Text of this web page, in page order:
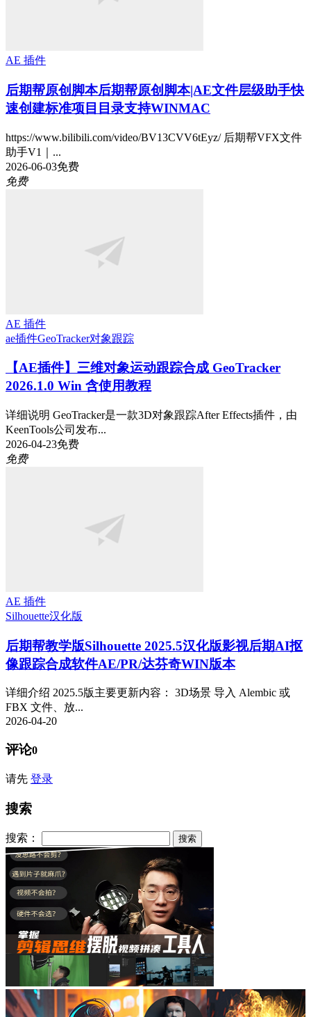
AE 插件
后期帮原创脚本后期帮原创脚本|AE文件层级助手快
速创建标准项目目录支持WINMAC
https://www.bilibili.com/video/BV13CVV6tEyz/ 后期帮VFX文件
助手V1｜...
2026-06-03免费
免费
AE 插件
ae插件GeoTracker对象跟踪
【AE插件】三维对象运动跟踪合成 GeoTracker
2026.1.0 Win 含使用教程
详细说明 GeoTracker是一款3D对象跟踪After Effects插件，由
KeenTools公司发布...
2026-04-23免费
免费
AE 插件
Silhouette汉化版
后期帮教学版Silhouette 2025.5汉化版影视后期AI抠
像跟踪合成软件AE/PR/达芬奇WIN版本
详细介绍 2025.5版主要更新内容： 3D场景 导入 Alembic 或
FBX 文件、放...
2026-04-20
评论0
请先 登录
搜索
搜索：